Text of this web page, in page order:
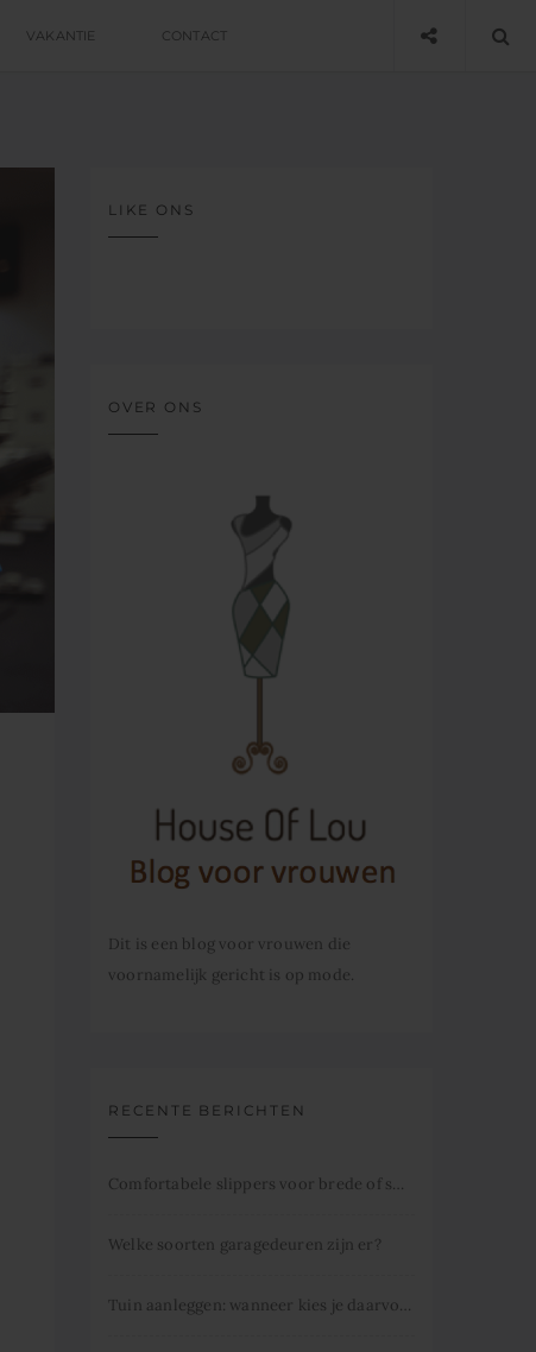
VAKANTIE CONTACT
LIKE ONS
OVER ONS
Dit is een blog voor vrouwen die
voornamelijk gericht is op mode.
RECENTE BERICHTEN
Comfortabele slippers voor brede of smalle voeten
Welke soorten garagedeuren zijn er?
Tuin aanleggen: wanneer kies je daarvoor